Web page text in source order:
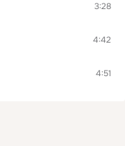
3:28
4:42
4:51